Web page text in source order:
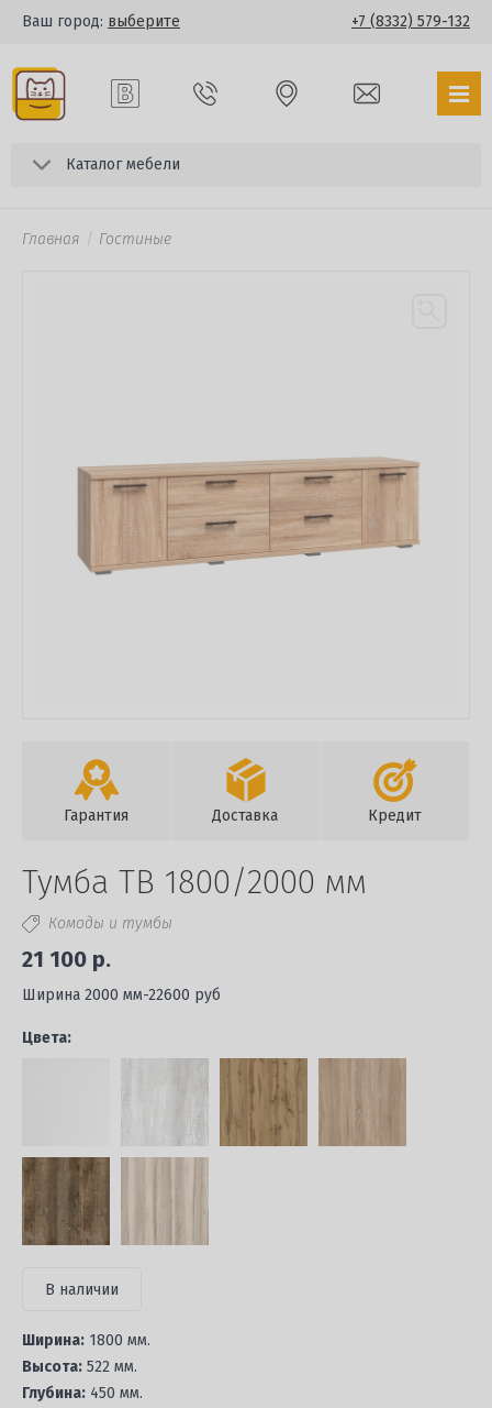
Ваш город: выберите +7 (8332) 579-132
Каталог мебели
Главная Гостиные
Гарантия Доставка Кредит
Тумба ТВ 1800/2000 мм
Комоды и тумбы
21 100 р.
Ширина 2000 мм-22600 руб
Цвета:
В наличии
Ширина: 1800 мм.
Высота: 522 мм.
Глубина: 450 мм.